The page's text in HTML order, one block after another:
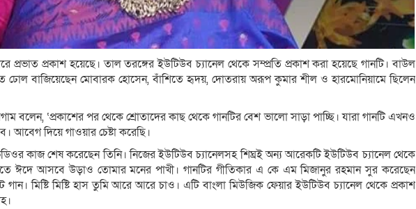
প্রভাত প্রকাশ হয়েছে। তাল তরঙ্গের ইউটিউব চ্যানেল থেকে সম্প্রতি প্রকাশ করা হয়েছে গানটি।বাউল
বাজিয়েছেন মোবারক হোসেন, বাঁশিতে হৃদয়, দোতরায় অরূপ কুমার শীল ও হারমোনিয়ামে ছিলেন
বলেন, ‘প্রকাশের পর থেকে শ্রোতাদের কাছ থেকে গানটির বেশ ভালো সাড়া পাচ্ছি। যারা গানটি এখনও
আবেগ দিয়ে গাওয়ার চেষ্টা করেছি।
কাজ শেষ করেছেন তিনি। নিজের ইউটিউব চ্যানেলসহ শিঘ্রই অন্য আরেকটি ইউটিউব চ্যানেল থেকে
ঈদে আসবে উড়াও তোমার মনের পাখী। গানটির গীতিকার এ কে এম মিজানুর রহমান সুর করেছেন
মিষ্টি মিষ্টি হাস তুমি আরে আরে চাও। এটি বাংলা মিউজিক ফেয়ার ইউটিউব চ্যানেল থেকে প্রকাশ